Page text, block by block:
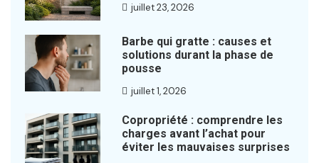
juillet 23, 2026
Barbe qui gratte : causes et
solutions durant la phase de
pousse
juillet 1, 2026
Copropriété : comprendre les
charges avant l’achat pour
éviter les mauvaises surprises